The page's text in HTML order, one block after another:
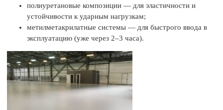
полиуретановые композиции — для эластичности и
устойчивости к ударным нагрузкам;
метилметакрилатные системы — для быстрого ввода в
эксплуатацию (уже через 2–3 часа).